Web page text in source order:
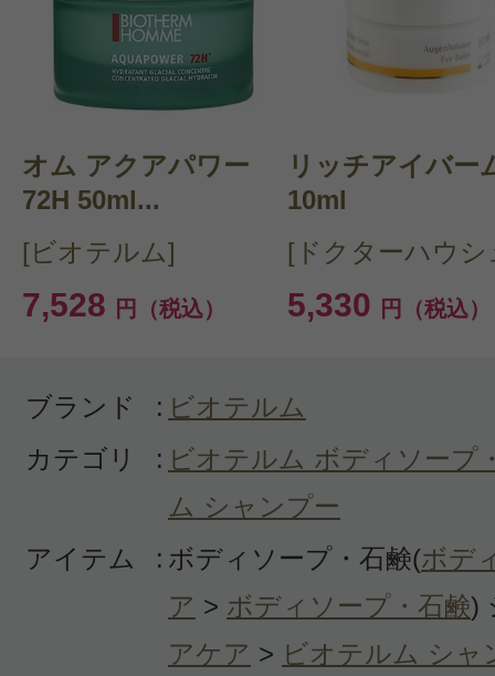
クチコミを投稿する
CT 会員様は、
マイページの「購
らクチコミ投稿すると1 商品に
ントプレゼント！
オム アクアパワー
72H 50ml...
[ビオテルム]
7,528 円（税込）
リッチアイバー
10ml
[ドクターハウシ
5,330 円（税込）
ブランド : ビオテルム
カテゴリ
: ビオテルム ボディソープ
ム シャンプー
アイテム
: ボディソープ・石鹸(ボデ
ア > ボディソープ・石鹸)
アケア > ビオテルム シャ